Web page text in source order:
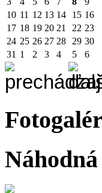
10 11 12 13 14 15 16
17 18 19 20 21 22 23
24 25 26 27 28 29 30
31 1 2 3 4 5 6